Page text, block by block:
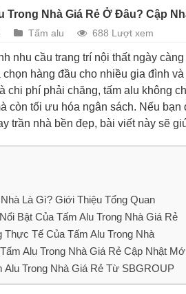
Trong Nhà Giá Rẻ Ở Đâu? Cập
Tấm alu 688 Lượt xem
nhu cầu trang trí nội thất ngày càng
hàng đầu cho nhiều gia đình
chi phí phải chăng, tấm alu không
còn tối ưu hóa ngân sách. Nếu
trần nhà bền đẹp, bài viết này sẽ
Là Gì? Giới Thiệu Tổng Quan
Bật Của Tấm Alu Trong Nhà Giá Rẻ
Thực Tế Của Tấm Alu Trong Nhà
Alu Trong Nhà Giá Rẻ Cập Nhật
Alu Trong Nhà Giá Rẻ Từ SBGROUP